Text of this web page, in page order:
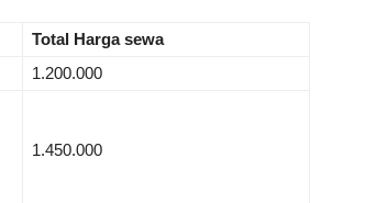
Total Harga sewa
1.200.000
1.450.000